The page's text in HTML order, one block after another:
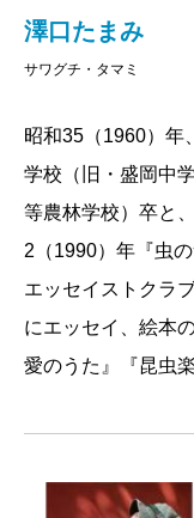
澤口たまみ
サワグチ・タマミ
昭和35（1960）年
学校（旧・盛岡中
等農林学校）卒と
2（1990）年『虫
エッセイストクラ
にエッセイ、絵本
愛のうた』『昆虫